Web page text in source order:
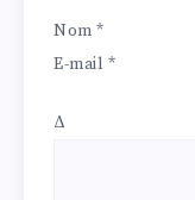
Nom*
E-mail*
Δ